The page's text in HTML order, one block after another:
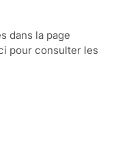
dans la page
pour consulter les